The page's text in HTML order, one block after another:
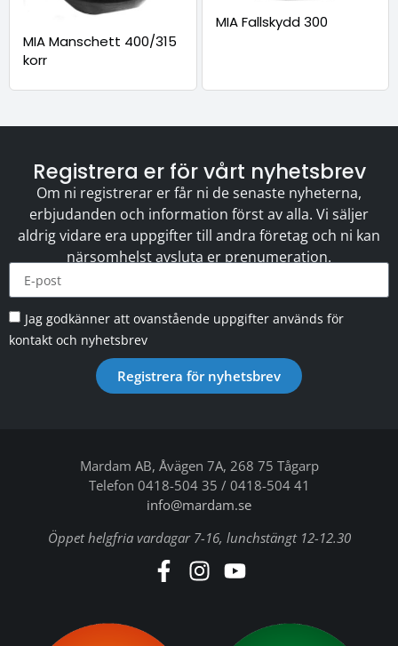
MIA Manschett 400/315
korr
MIA Fallskydd 300
Registrera er för vårt nyhetsbrev
Om ni registrerar er får ni de senaste nyheterna,
erbjudanden och information först av alla. Vi säljer
aldrig vidare era uppgifter till andra företag och ni kan
närsomhelst avsluta er prenumeration.
Jag godkänner att ovanstående uppgifter används för
kontakt och nyhetsbrev
Registrera för nyhetsbrev
Mardam AB, Åvägen 7A, 268 75 Tågarp
Telefon 0418-504 35 / 0418-504 41
info@mardam.se
Öppet helgfria vardagar 7-16, lunchstängt 12-12.30